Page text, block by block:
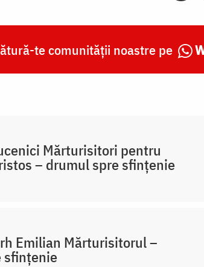
te comunității noastre pe
Mărturisitori pentru
– drumul spre sfințenie
Emilian Mărturisitorul –
sfințenie